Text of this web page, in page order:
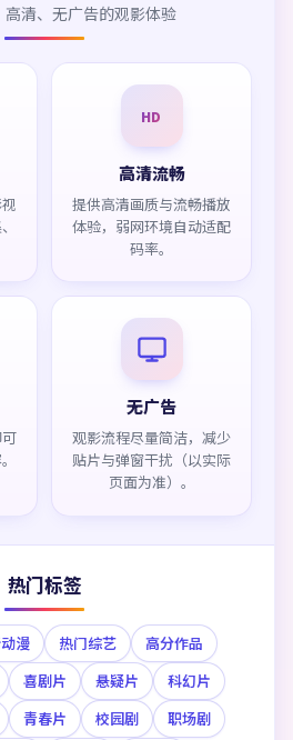
清、无广告的观影体验
HD
高清流畅
提供高清画质与流畅播放
体验，弱网环境自动适配
码率。
无广告
观影流程尽量简洁，减少
贴片与弹窗干扰（以实际
页面为准）。
热门标签
漫 热门综艺
高分作品
喜剧片 悬疑片
科幻片
青春片 校园剧
职场剧